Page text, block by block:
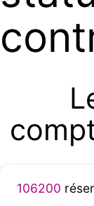
106200